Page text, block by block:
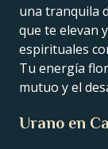
una tranquila
que te elevan
espirituales
Tu energía
mutuo y el
Urano en